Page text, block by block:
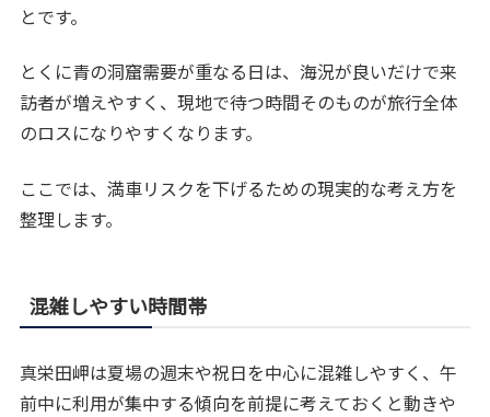
とです。
とくに青の洞窟需要が重なる日は、海況が良いだけで来
訪者が増えやすく、現地で待つ時間そのものが旅行全体
のロスになりやすくなります。
ここでは、満車リスクを下げるための現実的な考え方を
整理します。
混雑しやすい時間帯
真栄田岬は夏場の週末や祝日を中心に混雑しやすく、午
前中に利用が集中する傾向を前提に考えておくと動きや